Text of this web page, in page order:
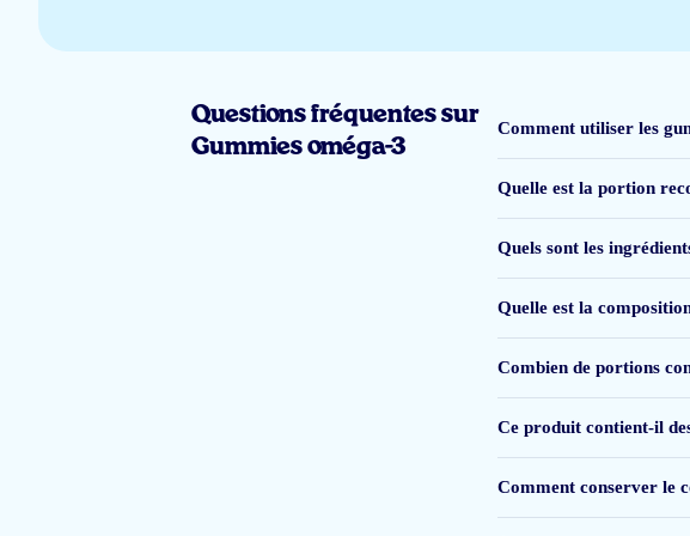
Fijne smaak
Veel (goede) informatie. Mijn zoontje vind het prima om ze in te nemen tijdens de
Eenvoudige lekkernijen voor de kleintjes, die de kinderen ook nog eens van omega 3 voorzien.
Questions fréquentes sur
Gummies oméga-3
Comment utiliser les
Quelle est la portion
Quels sont les
Quelle est la
Combien de portions
Ce produit contient-il
Comment conserver le